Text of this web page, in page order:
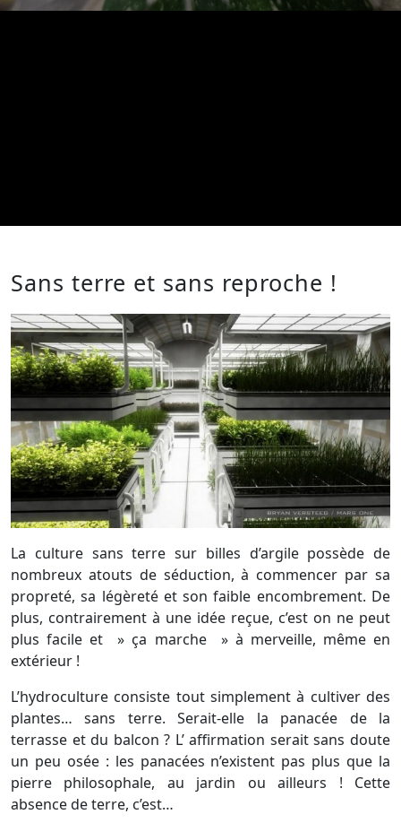
Sans terre et sans reproche !
La culture sans terre sur billes d’argile possède de
nombreux atouts de séduction, à commencer par sa
propreté, sa légèreté et son faible encombrement. De
plus, contrairement à une idée reçue, c’est on ne peut
plus facile et » ça marche » à merveille, même en
extérieur !
L’hydroculture consiste tout simplement à cultiver des
plantes… sans terre. Serait-elle la panacée de la
terrasse et du balcon ? L’ affirmation serait sans doute
un peu osée : les panacées n’existent pas plus que la
pierre philosophale, au jardin ou ailleurs ! Cette
absence de terre, c’est…